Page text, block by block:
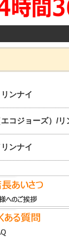
ンナイ
コジョーズ）/リ
ンナイ